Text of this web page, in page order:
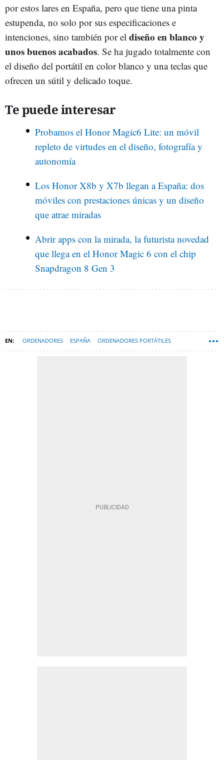
por estos lares en España, pero que tiene una pinta
estupenda, no solo por sus especificaciones e
intenciones, sino también por el diseño en blanco y
unos buenos acabados. Se ha jugado totalmente con
el diseño del portátil en color blanco y una teclas que
ofrecen un sútil y delicado toque.
Te puede interesar
Probamos el Honor Magic6 Lite: un móvil
repleto de virtudes en el diseño, fotografía y
autonomía
Los Honor X8b y X7b llegan a España: dos
móviles con prestaciones únicas y un diseño
que atrae miradas
Abrir apps con la mirada, la futurista novedad
que llega en el Honor Magic 6 con el chip
Snapdragon 8 Gen 3
ORDENADORES ESPAÑA ORDENADORES PORTÁTILES